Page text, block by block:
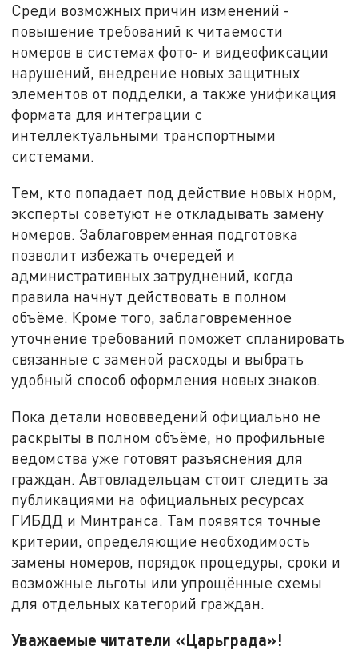
Среди возможных причин изменений -
повышение требований к читаемости
номеров в системах фото‑ и видеофиксации
нарушений, внедрение новых защитных
элементов от подделки, а также унификация
формата для интеграции с
интеллектуальными транспортными
системами.
Тем, кто попадает под действие новых норм,
эксперты советуют не откладывать замену
номеров. Заблаговременная подготовка
позволит избежать очередей и
административных затруднений, когда
правила начнут действовать в полном
объёме. Кроме того, заблаговременное
уточнение требований поможет спланировать
связанные с заменой расходы и выбрать
удобный способ оформления новых знаков.
Пока детали нововведений официально не
раскрыты в полном объёме, но профильные
ведомства уже готовят разъяснения для
граждан. Автовладельцам стоит следить за
публикациями на официальных ресурсах
ГИБДД и Минтранса. Там появятся точные
критерии, определяющие необходимость
замены номеров, порядок процедуры, сроки и
возможные льготы или упрощённые схемы
для отдельных категорий граждан.
Уважаемые читатели «Царьграда»!